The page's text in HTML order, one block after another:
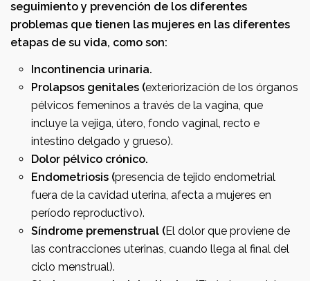
seguimiento y prevención de los diferentes
problemas que tienen las mujeres en las diferentes
etapas de su vida, como son:
Incontinencia urinaria.
Prolapsos genitales (exteriorización de los órganos
pélvicos femeninos a través de la vagina, que
incluye la vejiga, útero, fondo vaginal, recto e
intestino delgado y grueso).
Dolor pélvico crónico.
Endometriosis (presencia de tejido endometrial
fuera de la cavidad uterina, afecta a mujeres en
período reproductivo).
Síndrome premenstrual (El dolor que proviene de
las contracciones uterinas, cuando llega al final del
ciclo menstrual).